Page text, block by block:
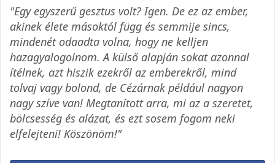
"Egy egyszerű gesztus volt? Igen. De ez az ember,
akinek élete másoktól függ és semmije sincs,
mindenét odaadta volna, hogy ne kelljen
hazagyalogolnom. A külső alapján sokat azonnal
ítélnek, azt hiszik ezekről az emberekről, mind
tolvaj vagy bolond, de Cézárnak például nagyon
nagy szíve van! Megtanított arra, mi az a szeretet,
bölcsesség és alázat, és ezt sosem fogom neki
elfelejteni! Köszönöm!"